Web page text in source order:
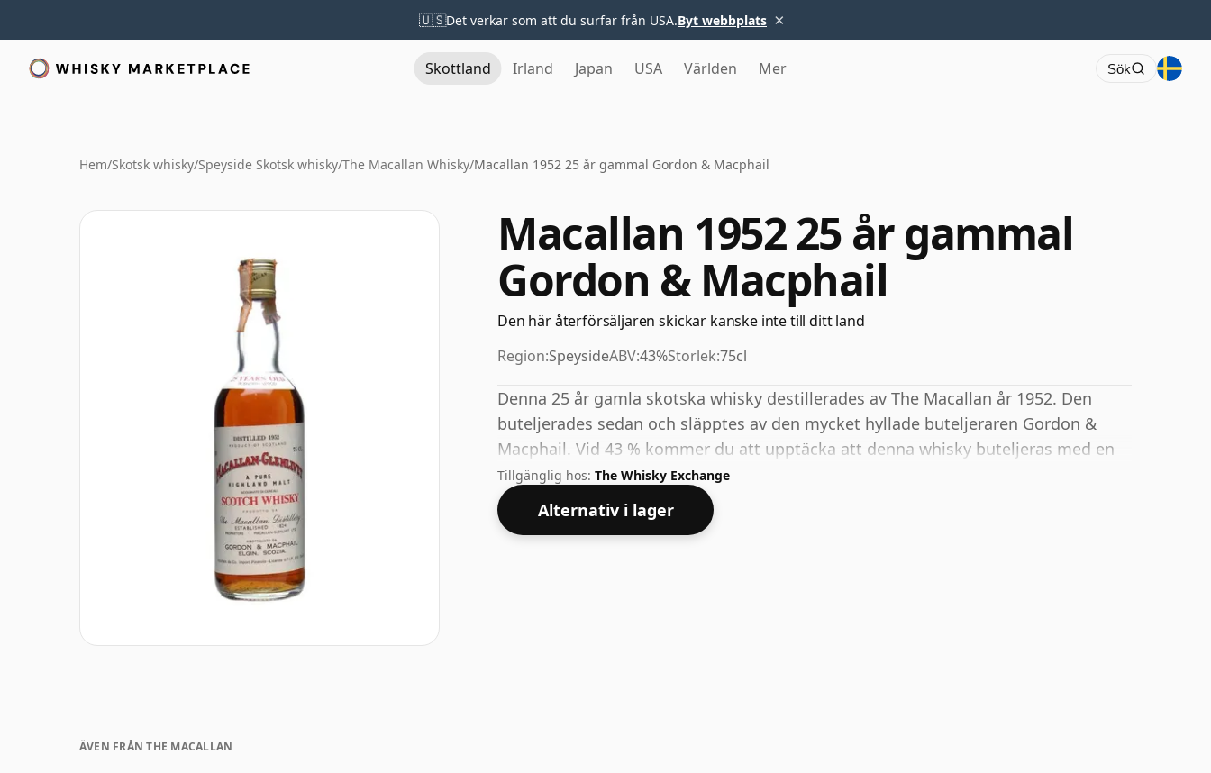
🇺🇸Det verkar som att du surfar från USA.Byt webbplats ×
Skottland Irland Japan USA Världen Mer Sök
Hem/Skotsk whisky/Speyside Skotsk whisky/The Macallan Whisky/Macallan 1952 25 år gammal Gordon & Macphail
Macallan 1952 25 år gammal
Gordon & Macphail
Den här återförsäljaren skickar kanske inte till ditt land
Region:SpeysideABV:43%Storlek:75cl
Denna 25 år gamla skotska whisky destillerades av The Macallan år 1952. Den
buteljerades sedan och släpptes av den mycket hyllade buteljeraren Gordon &
Macphail. Vid 43 % kommer du att upptäcka att denna whisky buteljeras med en
idealisk smutsstyrka. Kommer i vanlig flaskstorlek på 75cl.
Tillgänglig hos: The Whisky Exchange
Alternativ i lager
ÄVEN FRÅN THE MACALLAN